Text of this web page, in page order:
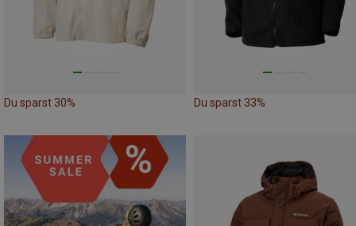
Du sparst 30% Du sparst 33%